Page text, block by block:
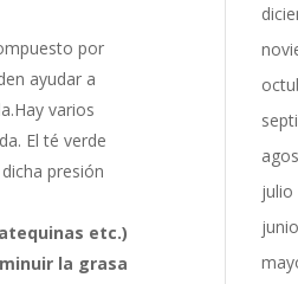
por
ayudar a
varios
El té verde
presión
etc.)
la grasa
julio